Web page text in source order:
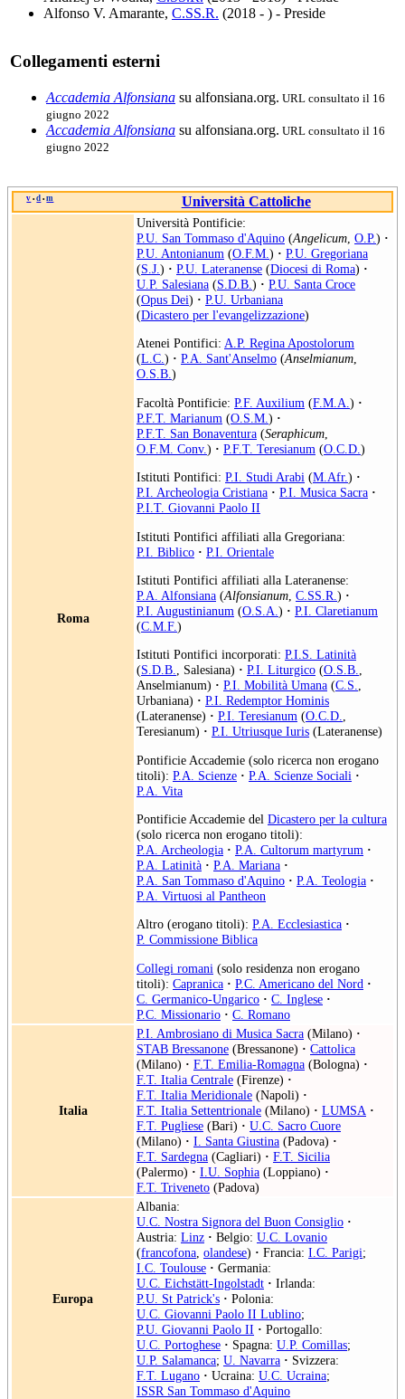
Alfonso V. Amarante, C.SS.R. (2018 - ) - Preside
Collegamenti esterni
Accademia Alfonsiana su alfonsiana.org. URL consultato il 16
giugno 2022
Accademia Alfonsiana su alfonsiana.org. URL consultato il 16
giugno 2022
v • d • m Università Cattoliche
Roma
Università Pontificie:
P.U. San Tommaso d'Aquino (Angelicum O.P.) ·
P.U. Antonianum (O.F.M. ) · P.U. Gregoriana
(S.J. ) · P.U. Lateranense (Diocesi di Roma) ·
U.P. Salesiana (S.D.B. ) · P.U. Santa Croce
(Opus Dei) · P.U. Urbaniana
(Dicastero per l'evangelizzazione)
Atenei Pontifici: A.P. Regina Apostolorum
(L.C.) · P.A. Sant'Anselmo (Anselmianum,
O.S.B.)
Facoltà Pontificie: P.F. Auxilium (F.M.A. ) ·
P.F.T. Marianum (O.S.M. ) ·
P.F.T. San Bonaventura (Seraphicum
O.F.M. Conv.) · P.F.T. Teresianum (O.C.D. )
Istituti Pontifici: P.I. Studi Arabi (M.Afr.) ·
P.I. Archeologia Cristiana · P.I. Musica Sacra ·
P.I.T. Giovanni Paolo II
Istituti Pontifici affiliati alla Gregoriana:
P.I. Biblico · P.I. Orientale
Istituti Pontifici affiliati alla Lateranense:
P.A. Alfonsiana (Alfonsianum C.SS.R. ) ·
P.I. Augustinianum (O.S.A. ) · P.I. Claretianum
(C.M.F.)
Istituti Pontifici incorporati: P.I.S. Latinità
(S.D.B., Salesiana) · P.I. Liturgico (O.S.B.,
Anselmianum) · P.I. Mobilità Umana (C.S.,
Urbaniana) · P.I. Redemptor Hominis
(Lateranense) · P.I. Teresianum (O.C.D.,
Teresianum) · P.I. Utriusque Iuris (Lateranense)
Pontificie Accademie (solo ricerca non erogano
titoli): P.A. Scienze · P.A. Scienze Sociali ·
P.A. Vita
Pontificie Accademie del Dicastero per la cultura
(solo ricerca non erogano titoli):
P.A. Archeologia · P.A. Cultorum martyrum ·
P.A. Latinità · P.A. Mariana ·
P.A. San Tommaso d'Aquino · P.A. Teologia ·
P.A. Virtuosi al Pantheon
Altro (erogano titoli): P.A. Ecclesiastica ·
P. Commissione Biblica
Collegi romani (solo residenza non erogano
titoli): Capranica · P.C. Americano del Nord ·
C. Germanico-Ungarico · C. Inglese ·
P.C. Missionario · C. Romano
Italia
P.I. Ambrosiano di Musica Sacra (Milano) ·
STAB Bressanone (Bressanone) · Cattolica
(Milano) · F.T. Emilia-Romagna (Bologna) ·
F.T. Italia Centrale (Firenze) ·
F.T. Italia Meridionale (Napoli) ·
F.T. Italia Settentrionale (Milano) · LUMSA ·
F.T. Pugliese (Bari) · U.C. Sacro Cuore
(Milano) · I. Santa Giustina (Padova) ·
F.T. Sardegna (Cagliari) · F.T. Sicilia
(Palermo) · I.U. Sophia (Loppiano) ·
F.T. Triveneto (Padova)
Europa
Albania:
U.C. Nostra Signora del Buon Consiglio ·
Austria: Linz · Belgio: U.C. Lovanio
(francofona olandese) · Francia: I.C. Parigi;
I.C. Toulouse · Germania:
U.C. Eichstätt-Ingolstadt · Irlanda:
P.U. St Patrick's · Polonia:
U.C. Giovanni Paolo II Lublino;
P.U. Giovanni Paolo II · Portogallo:
U.C. Portoghese · Spagna: U.P. Comillas;
U.P. Salamanca; U. Navarra · Svizzera:
F.T. Lugano · Ucraina: U.C. Ucraina;
ISSR San Tommaso d'Aquino